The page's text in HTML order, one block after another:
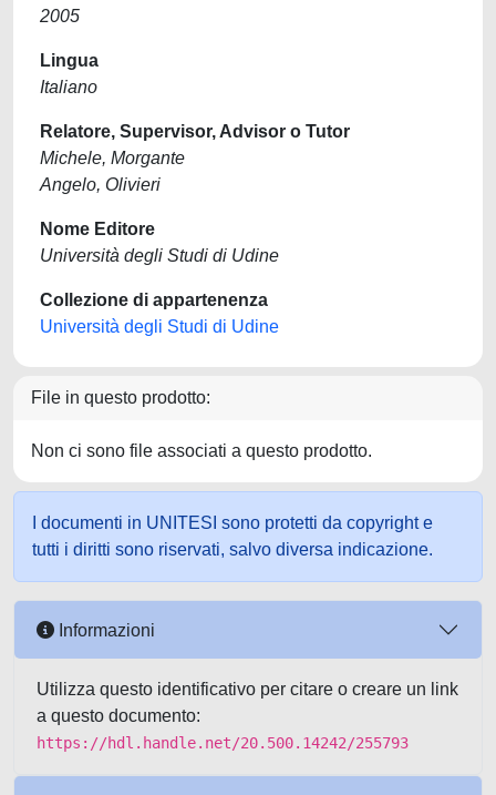
2005
Lingua
Italiano
Relatore, Supervisor, Advisor o Tutor
Michele, Morgante
Angelo, Olivieri
Nome Editore
Università degli Studi di Udine
Collezione di appartenenza
Università degli Studi di Udine
File in questo prodotto:
Non ci sono file associati a questo prodotto.
I documenti in UNITESI sono protetti da copyright e
tutti i diritti sono riservati, salvo diversa indicazione.
Informazioni
Utilizza questo identificativo per citare o creare un link
a questo documento:
https://hdl.handle.net/20.500.14242/255793